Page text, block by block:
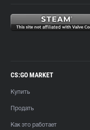
CS:GO MARKET
Купить
Продать
Как это работает